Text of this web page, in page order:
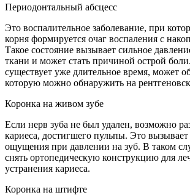
Периодонтальный абсцесс
Это воспалительное заболевание, при
корня формируется очаг воспаления с
Такое состояние вызывает сильное
ткани и может стать причиной острой
существует уже длительное время, может
которую можно обнаружить на
Коронка на живом зубе
Если нерв зуба не был удален, возможно
кариеса, достигшего пульпы. Это
ощущения при давлении на зуб. В таком
снять ортопедическую конструкцию для
устранения кариеса.
Коронка на штифте